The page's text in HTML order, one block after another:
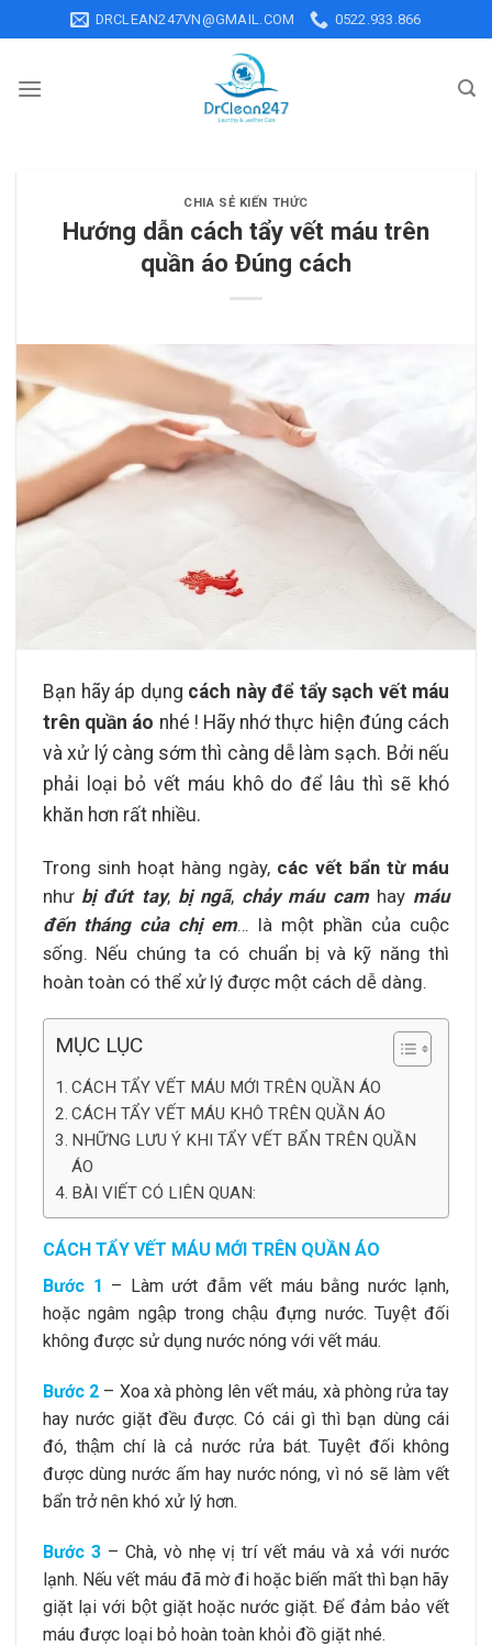
to
DRCLEAN247VN@GMAIL.COM 0522.933.866
CHIA SẺ KIẾN THỨC
Hướng dẫn cách tẩy vết máu trên
quần áo Đúng cách
Bạn hãy áp dụng cách này để tẩy sạch vết máu
trên quần áo nhé ! Hãy nhớ thực hiện đúng cách
và xử lý càng sớm thì càng dễ làm sạch. Bởi nếu
phải loại bỏ vết máu khô do để lâu thì sẽ khó
khăn hơn rất nhiều.
Trong sinh hoạt hàng ngày, các vết bẩn từ máu
như bị đứt tay, bị ngã, chảy máu camhay máu
đến tháng của chị em… là một phần của cuộc
sống. Nếu chúng ta có chuẩn bị và kỹ năng thì
hoàn toàn có thể xử lý được một cách dễ dàng.
MỤC LỤC
CÁCH TẨY VẾT MÁU MỚI TRÊN QUẦN ÁO
CÁCH TẨY VẾT MÁU KHÔ TRÊN QUẦN ÁO
NHỮNG LƯU Ý KHI TẨY VẾT BẨN TRÊN QUẦN
ÁO
BÀI VIẾT CÓ LIÊN QUAN:
CÁCH TẨY VẾT MÁU MỚI TRÊN QUẦN ÁO
Bước 1 – Làm ướt đẫm vết máu bằng nước lạnh,
hoặc ngâm ngập trong chậu đựng nước. Tuyệt đối
không được sử dụng nước nóng với vết máu.
Bước 2 – Xoa xà phòng lên vết máu, xà phòng rửa tay
hay nước giặt đều được. Có cái gì thì bạn dùng cái
đó, thậm chí là cả nước rửa bát. Tuyệt đối không
được dùng nước ấm hay nước nóng, vì nó sẽ làm vết
bẩn trở nên khó xử lý hơn.
Bước 3 – Chà, vò nhẹ vị trí vết máu và xả với nước
lạnh. Nếu vết máu đã mờ đi hoặc biến mất thì bạn hãy
giặt lại với bột giặt hoặc nước giặt. Để đảm bảo vết
máu được loại bỏ hoàn toàn khỏi đồ giặt nhé.